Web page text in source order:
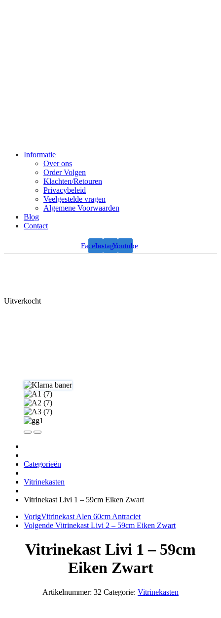
Informatie
Over ons
Order Volgen
Klachten/Retouren
Privacybeleid
Veelgestelde vragen
Algemene Voorwaarden
Blog
Contact
FacebookInstagramYoutube
Uitverkocht
Categorieën
Vitrinekasten
Vitrinekast Livi 1 – 59cm Eiken Zwart
VorigVitrinekast Alen 60cm Antraciet
Volgende Vitrinekast Livi 2 – 59cm Eiken Zwart
Vitrinekast Livi 1 – 59cm
Eiken Zwart
Artikelnummer: 32 Categorie: Vitrinekasten